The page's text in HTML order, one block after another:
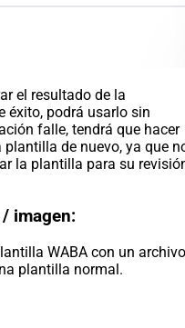
el resultado de la
éxito, podrá usarlo sin
falle, tendrá que hacer
de nuevo, ya que
la plantilla para su
imagen:
WABA con un archivo
plantilla normal.